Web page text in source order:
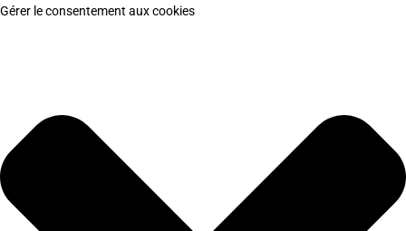
Gérer le consentement aux cookies